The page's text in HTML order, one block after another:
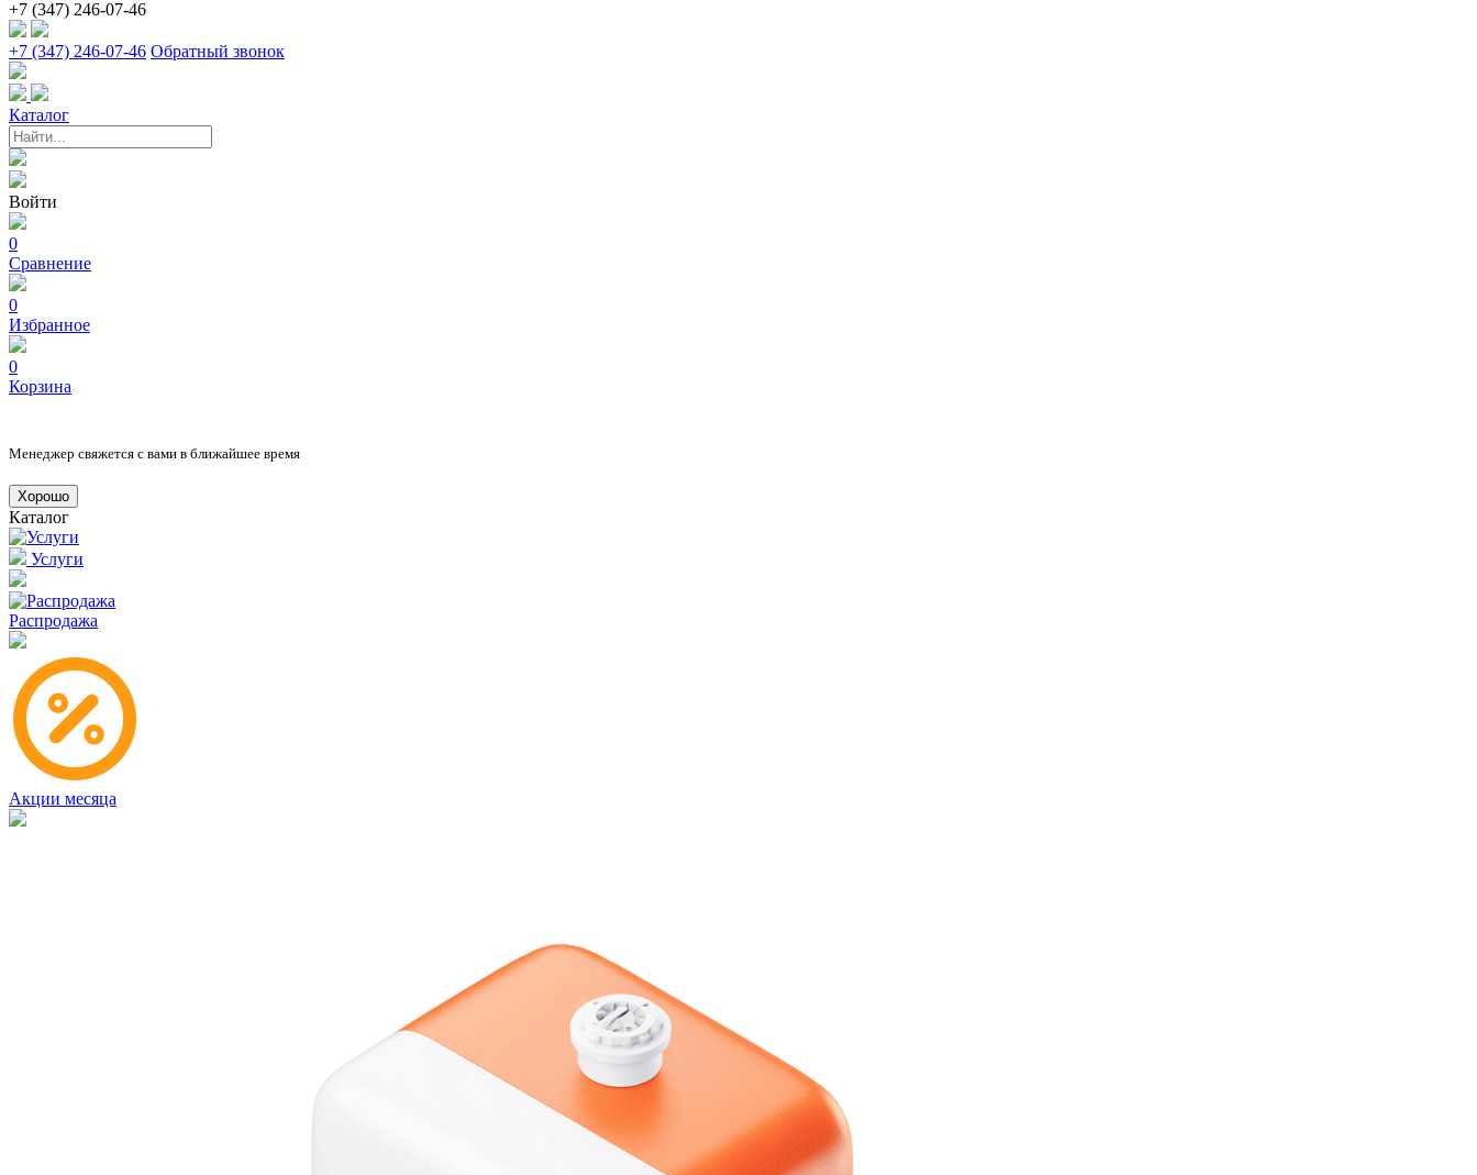
+7 (347) 246-07-46
+7 (347) 246-07-46 Обратный звонок
Каталог
Войти
0
Сравнение
0
Избранное
0
Корзина
Менеджер свяжется с вами в ближайшее время
Хорошо
Каталог
Услуги
Распродажа
Акции месяца